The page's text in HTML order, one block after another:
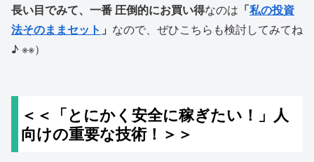
長い目でみて、一番 圧倒的にお買い得なのは 「私の投資
法そのままセット 」 なので、ぜひこちらも検討してみてね
♪ ※※）
＜＜「とにかく安全に稼ぎたい！」人
向けの重要な技術！＞＞